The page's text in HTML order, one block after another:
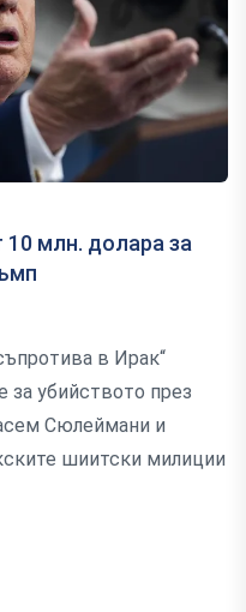
10 млн. долара за
в Ирак“
убийството през
Сюлеймани и
шиитски милиции